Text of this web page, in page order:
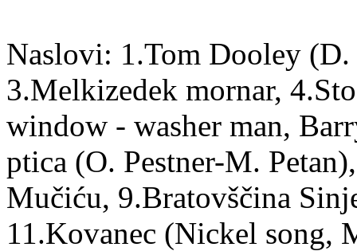
Naslovi: 1.Tom Dooley
3.Melkizedek mornar,
window - washer man,
ptica (O. Pestner-M.
Mučiću, 9.Bratovščina
11.Kovanec (Nickel song,